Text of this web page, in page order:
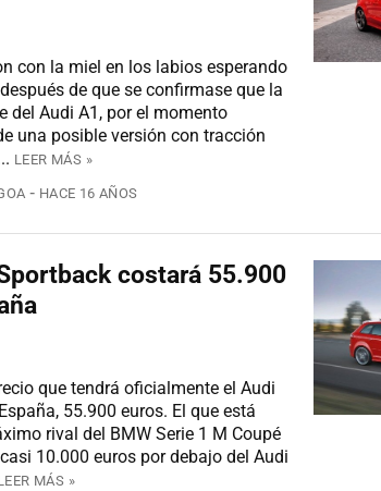
con la miel en los labios esperando
de que se confirmase que la
del Audi A1, por el momento
una posible versión con tracción
LEER MÁS »
HACE 16 AÑOS
costará 55.900
que tendrá oficialmente el Audi
55.900 euros. El que está
rival del BMW Serie 1 M Coupé
10.000 euros por debajo del Audi
MÁS »